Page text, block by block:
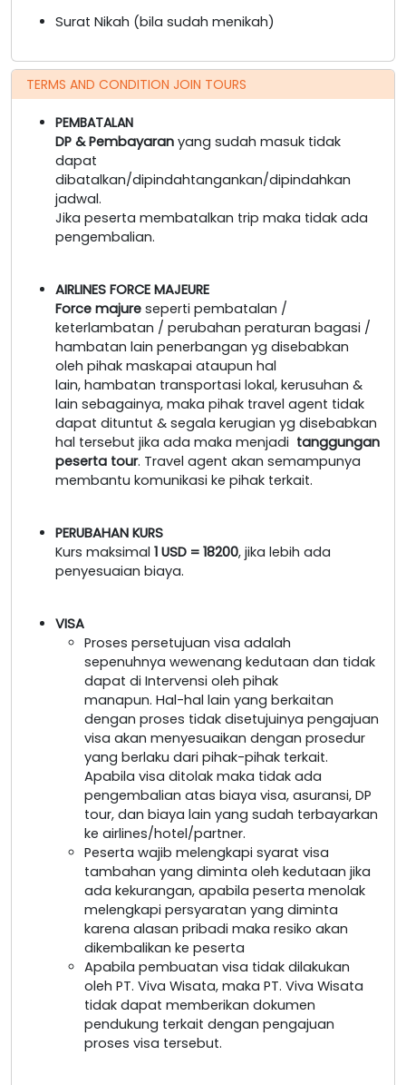
Surat Nikah (bila sudah menikah)
TERMS AND CONDITION JOIN TOURS
PEMBATALAN
DP & Pembayaran yang sudah masuk tidak
dapat
dibatalkan/dipindahtangankan/dipindahkan
jadwal.
Jika peserta membatalkan trip maka tidak ada
pengembalian.
AIRLINES FORCE MAJEURE
Force majure seperti pembatalan /
keterlambatan / perubahan peraturan bagasi /
hambatan lain penerbangan yg disebabkan
oleh pihak maskapai ataupun hal
lain, hambatan transportasi lokal, kerusuhan &
lain sebagainya, maka pihak travel agent tidak
dapat dituntut & segala kerugian yg disebabkan
hal tersebut jika ada maka menjadi tanggungan
peserta tour. Travel agent akan semampunya
membantu komunikasi ke pihak terkait.
PERUBAHAN KURS
Kurs maksimal 1 USD = 18200, jika lebih ada
penyesuaian biaya.
VISA
Proses persetujuan visa adalah
sepenuhnya wewenang kedutaan dan tidak
dapat di Intervensi oleh pihak
manapun. Hal-hal lain yang berkaitan
dengan proses tidak disetujuinya pengajuan
visa akan menyesuaikan dengan prosedur
yang berlaku dari pihak-pihak terkait.
Apabila visa ditolak maka tidak ada
pengembalian atas biaya visa, asuransi, DP
tour, dan biaya lain yang sudah terbayarkan
ke airlines/hotel/partner.
Peserta wajib melengkapi syarat visa
tambahan yang diminta oleh kedutaan jika
ada kekurangan, apabila peserta menolak
melengkapi persyaratan yang diminta
karena alasan pribadi maka resiko akan
dikembalikan ke peserta
Apabila pembuatan visa tidak dilakukan
oleh PT. Viva Wisata, maka PT. Viva Wisata
tidak dapat memberikan dokumen
pendukung terkait dengan pengajuan
proses visa tersebut.